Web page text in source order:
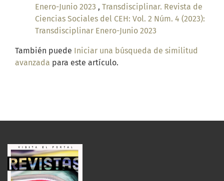
Enero-Junio 2023 , Transdisciplinar. Revista de
Ciencias Sociales del CEH: Vol. 2 Núm. 4 (2023):
Transdisciplinar Enero-Junio 2023
También puede Iniciar una búsqueda de similitud
avanzada para este artículo.